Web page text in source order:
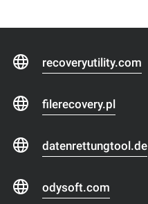
recoveryutility.com
filerecovery.pl
datenrettungtool.de
odysoft.com